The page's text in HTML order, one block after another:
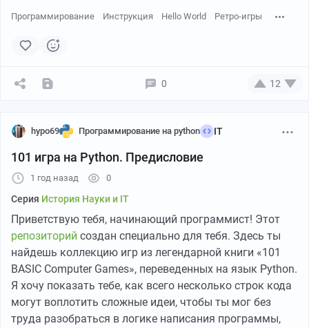
Сборник игр портированный на python из книги
101 Basic Computer Games
Дисклеймер: Ссылки на статьи будут появляться по
мере публикаций. Подпишись, чтобы быть в курсе
Программирование Инструкция Hello World Ретро-игры
0 12
hypo69 Программирование на python IT
101 игра на Python. Предисловие
1 год назад 0
Серия История Науки и IT
Приветствую тебя, начинающий программист! Этот
репозиторий создан специально для тебя. Здесь ты
найдешь коллекцию игр из легендарной книги «101
BASIC Computer Games», переведенных на язык Python.
Я хочу показать тебе, как всего несколько строк кода
могут воплотить сложные идеи, чтобы ты мог без
труда разобраться в логике написания программы,